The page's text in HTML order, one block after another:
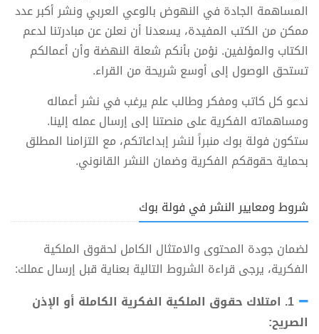
المساهمة الجادة في النهوض بالوعي العربي ونشر أكبر عدد
ممكن من الكتب المفيدة، يسعدنا أن نعلن عن مبادرتنا لدعم
الكتاب والمؤلفين. نؤمن بأنكم شعلة النهضة وأن أعمالكم
تستحق الوصول إلى أوسع شريحة من القراء.
ندعو كل كاتب ومفكر وطالب علم يرغب في نشر أعماله
ومساهماته الفكرية على منصتنا إلى إرسال عمله إلينا.
ستكون فولة بوك منبراً لنشر إبداعاتكم، مع التزامنا المطلق
بحماية حقوقكم الفكرية وضمان النشر القانوني.
شروط ومعايير النشر في فولة بوك
لضمان جودة المحتوى والامتثال الكامل لحقوق الملكية
الفكرية، يرجى قراءة الشروط التالية بعناية قبل إرسال عملك:
1. امتلاك حقوق الملكية الفكرية الكاملة أو الإذن
الصريح: